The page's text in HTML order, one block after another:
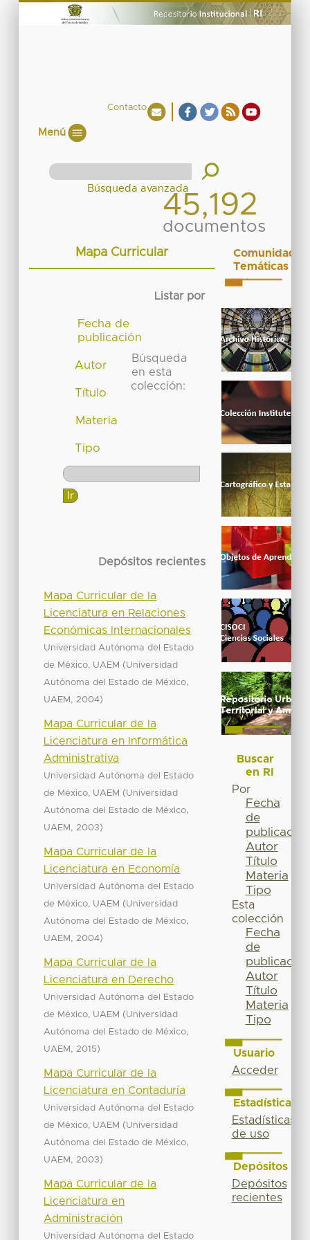
Contacto
Menú
45,192
documentos
Mapa Curricular
Listar por
Fecha de
publicación
Autor
Título
Materia
Tipo
Búsqueda
en esta
colección:
Depósitos recientes
Mapa Curricular de la
Licenciatura en Relaciones
Económicas Internacionales
Universidad Autónoma del Estado
de México, UAEM (Universidad
Autónoma del Estado de México,
UAEM , 2004)
Mapa Curricular de la
Licenciatura en Informática
Administrativa
Universidad Autónoma del Estado
de México, UAEM (Universidad
Autónoma del Estado de México,
UAEM , 2003)
Mapa Curricular de la
Licenciatura en Economía
Universidad Autónoma del Estado
de México, UAEM (Universidad
Autónoma del Estado de México,
UAEM , 2004)
Mapa Curricular de la
Licenciatura en Derecho
Universidad Autónoma del Estado
de México, UAEM (Universidad
Autónoma del Estado de México,
UAEM , 2015)
Mapa Curricular de la
Licenciatura en Contaduría
Universidad Autónoma del Estado
de México, UAEM (Universidad
Autónoma del Estado de México,
UAEM , 2003)
Mapa Curricular de la
Licenciatura en
Administración
Universidad Autónoma del Estado
Comunidades
Temáticas
Buscar
en RI
Por
Fecha
de
publicación
Autor
Título
Materia
Tipo
Esta
colección
Fecha
de
publicación
Autor
Título
Materia
Tipo
Usuario
Acceder
Estadísticas
Estadísticas
de uso
Depósitos
Depósitos
recientes